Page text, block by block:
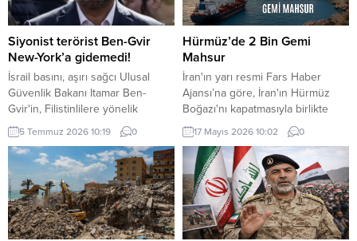
Siyonist terörist Ben-Gvir
New-York’a gidemedi!
İsrail basını, aşırı sağcı Ulusal
Güvenlik Bakanı Itamar Ben-
Gvir'in, Filistinlilere yönelik
politika ve uygulamaları nedeniyle
"gözaltına alınma" endişesiyle bu
hafta New York'a yapacağı ziyareti
iptal ettiğini ileri sürdü.
5 Temmuz 2026 10:19 0
Hürmüz’de 2 Bin Gemi
Mahsur
İran'ın yarı resmi Fars Haber
Ajansı’na göre, İran'ın Hürmüz
Boğazı'nı kapatmasıyla birlikte
bölgede yaklaşık iki bin gemi ve
20 bin gemi personeli mahsur
kaldı.
17 Mayıs 2026 10:02 0